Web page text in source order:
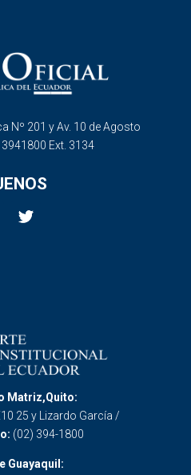
Nº 201 y Av. 10 de Agosto
3941800 Ext. 3134
Matriz,Quito:
25 y Lizardo García /
(02) 394-1800
Guayaquil: